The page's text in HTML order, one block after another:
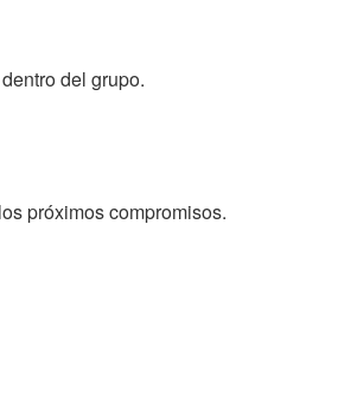
del grupo.
próximos compromisos.